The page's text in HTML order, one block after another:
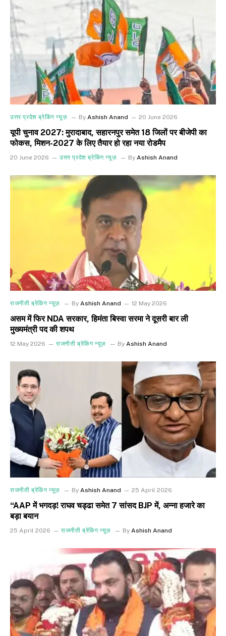
उत्तर प्रदेश ब्रेकिंग न्यूज़ By Ashish Anand 20 June 2026
यूपी चुनाव 2027: मुरादाबाद, सहारनपुर समेत 18 जिलों पर बीजेपी का
फोकस, मिशन-2027 के लिए तैयार हो रहा नया रोडमैप
20 June 2026 उत्तर प्रदेश ब्रेकिंग न्यूज़ By Ashish Anand
राजनीती ब्रेकिंग न्यूज़ By Ashish Anand 12 May 2026
असम में फिर NDA सरकार, हिमंता बिस्वा सरमा ने दूसरी बार ली
मुख्यमंत्री पद की शपथ
12 May 2026 राजनीती ब्रेकिंग न्यूज़ By Ashish Anand
राजनीती ब्रेकिंग न्यूज़ By Ashish Anand 25 April 2026
“AAP में भगदड़! राघव चड्ढा समेत 7 सांसद BJP में, अन्ना हजारे का
बड़ा बयान
25 April 2026 राजनीती ब्रेकिंग न्यूज़ By Ashish Anand